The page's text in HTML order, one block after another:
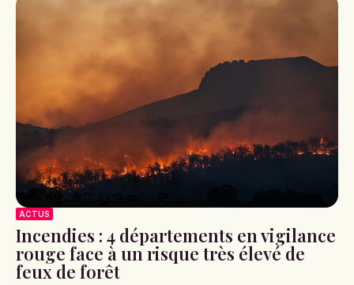
ACTUS
Incendies : 4 départements en vigilance
rouge face à un risque très élevé de
feux de forêt